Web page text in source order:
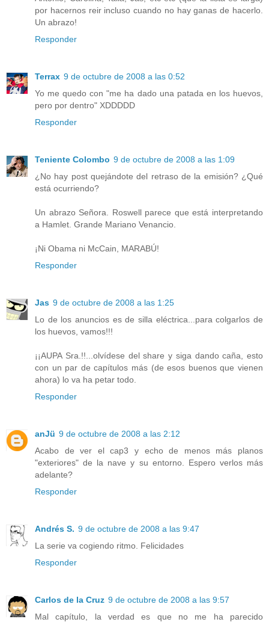
por hacernos reir incluso cuando no hay ganas de hacerlo.
Un abrazo!
Responder
Terrax 9 de octubre de 2008 a las 0:52
Yo me quedo con "me ha dado una patada en los huevos,
pero por dentro" XDDDDD
Responder
Teniente Colombo 9 de octubre de 2008 a las 1:09
¿No hay post quejándote del retraso de la emisión? ¿Qué
está ocurriendo?
Un abrazo Señora. Roswell parece que está interpretando
a Hamlet. Grande Mariano Venancio.
¡Ni Obama ni McCain, MARABÚ!
Responder
Jas 9 de octubre de 2008 a las 1:25
Lo de los anuncios es de silla eléctrica...para colgarlos de
los huevos, vamos!!!
¡¡AUPA Sra.!!...olvídese del share y siga dando caña, esto
con un par de capítulos más (de esos buenos que vienen
ahora) lo va ha petar todo.
Responder
anJü 9 de octubre de 2008 a las 2:12
Acabo de ver el cap3 y echo de menos más planos
"exteriores" de la nave y su entorno. Espero verlos más
adelante?
Responder
Andrés S. 9 de octubre de 2008 a las 9:47
La serie va cogiendo ritmo. Felicidades
Responder
Carlos de la Cruz 9 de octubre de 2008 a las 9:57
Mal capítulo, la verdad es que no me ha parecido